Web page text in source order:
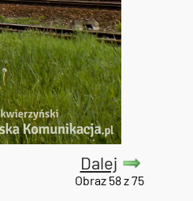
Dalej
Obraz 58 z 75